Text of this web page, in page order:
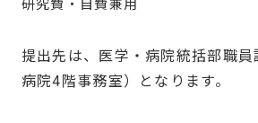
研究費・自費兼用
提出先は、医学・病院統括部職
病院4階事務室）となります。